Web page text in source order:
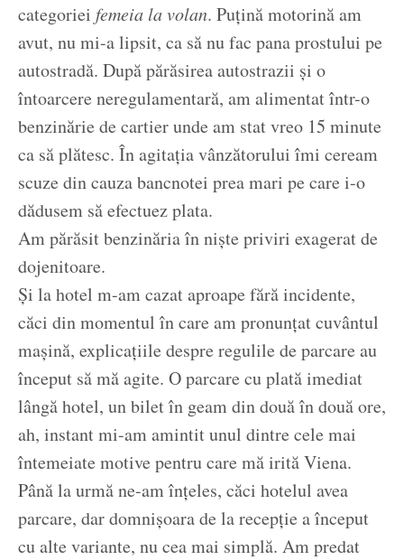
categoriei femeia la volan. Puţină motorină am
avut, nu mi-a lipsit, ca să nu fac pana prostului pe
autostradă. După părăsirea autostrazii şi o
întoarcere neregulamentară, am alimentat într-o
benzinărie de cartier unde am stat vreo 15 minute
ca să plătesc. În agitaţia vânzătorului îmi ceream
scuze din cauza bancnotei prea mari pe care i-o
dădusem să efectuez plata.
Am părăsit benzinăria în nişte priviri exagerat de
dojenitoare.
Şi la hotel m-am cazat aproape fără incidente,
căci din momentul în care am pronunţat cuvântul
maşină, explicaţiile despre regulile de parcare au
început să mă agite. O parcare cu plată imediat
lângă hotel, un bilet în geam din două în două ore,
ah, instant mi-am amintit unul dintre cele mai
întemeiate motive pentru care mă irită Viena.
Până la urmă ne-am înţeles, căci hotelul avea
parcare, dar domnişoara de la recepţie a început
cu alte variante, nu cea mai simplă. Am predat